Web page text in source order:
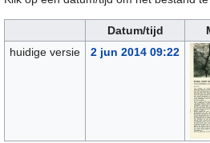
Datum/tijd
huidige versie
2 jun 2014 09:22